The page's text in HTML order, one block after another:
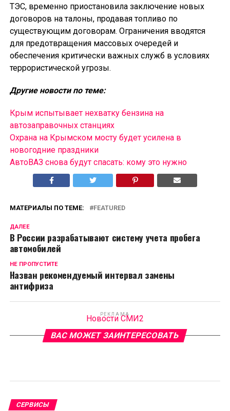
ТЭС, временно приостановила заключение новых
договоров на талоны, продавая топливо по
существующим договорам. Ограничения вводятся
для предотвращения массовых очередей и
обеспечения критически важных служб в условиях
террористической угрозы.
Другие новости по теме:
Крым испытывает нехватку бензина на
автозаправочных станциях
Охрана на Крымском мосту будет усилена в
новогодние праздники
АвтоВАЗ снова будут спасать: кому это нужно
МАТЕРИАЛЫ ПО ТЕМЕ: FEATURED
ДАЛЕЕ
В России разрабатывают систему учета пробега
автомобилей
НЕ ПРОПУСТИТЕ
Назван рекомендуемый интервал замены
антифриза
РЕКЛАМА
Новости СМИ2
ВАС МОЖЕТ ЗАИНТЕРЕСОВАТЬ
СЕРВИСЫ